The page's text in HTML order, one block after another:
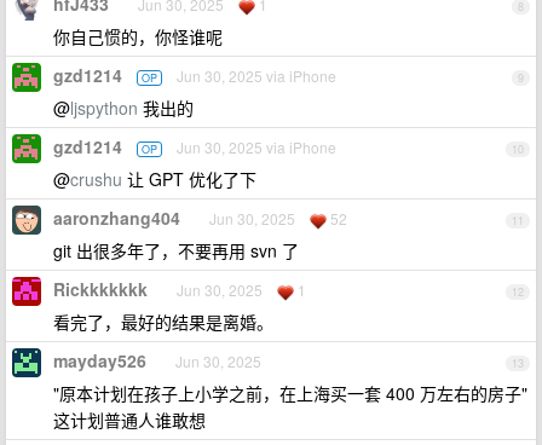
8
Jun 30, 2025 1
你自己惯的，你怪谁呢
9
gzd1214 OP Jun 30, 2025 via iPhone
@ljspython 我出的
10
gzd1214 OP Jun 30, 2025 via iPhone
@crushu 让 GPT 优化了下
11
aaronzhang404 Jun 30, 2025 52
git 出很多年了，不要再用 svn 了
12
Rickkkkkkk Jun 30, 2025 1
看完了，最好的结果是离婚。
13
mayday526 Jun 30, 2025
"原本计划在孩子上小学之前，在上海买一套 400 万左右的房子"
这计划普通人谁敢想